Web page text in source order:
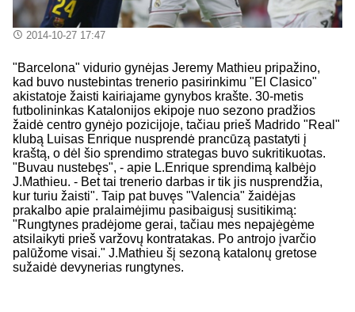
2014-10-27 17:47
"Barcelona" vidurio gynėjas Jeremy Mathieu pripažino,
kad buvo nustebintas trenerio pasirinkimu "El Clasico"
akistatoje žaisti kairiajame gynybos krašte. 30-metis
futbolininkas Katalonijos ekipoje nuo sezono pradžios
žaidė centro gynėjo pozicijoje, tačiau prieš Madrido "Real"
klubą Luisas Enrique nusprendė prancūzą pastatyti į
kraštą, o dėl šio sprendimo strategas buvo sukritikuotas.
"Buvau nustebęs", - apie L.Enrique sprendimą kalbėjo
J.Mathieu. - Bet tai trenerio darbas ir tik jis nusprendžia,
kur turiu žaisti". Taip pat buvęs "Valencia" žaidėjas
prakalbo apie pralaimėjimu pasibaigusį susitikimą:
"Rungtynes pradėjome gerai, tačiau mes nepajėgėme
atsilaikyti prieš varžovų kontratakas. Po antrojo įvarčio
palūžome visai." J.Mathieu šį sezoną katalonų gretose
sužaidė devynerias rungtynes.